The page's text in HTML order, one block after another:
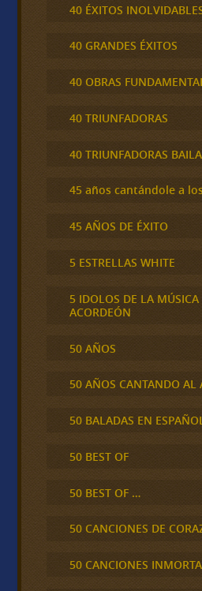
40 ÉXITOS
40 GRANDES ÉXITOS
40 OBRAS
40 TRIUNFADORAS
40 TRIUNFADORAS
45 años cantándole a
45 AÑOS DE ÉXITO
5 ESTRELLAS WHITE
5 IDOLOS DE LA
ACORDEÓN
50 AÑOS
50 AÑOS CANTANDO AL
50 BALADAS EN
50 BEST OF
50 BEST OF …
50 CANCIONES DE
50 CANCIONES